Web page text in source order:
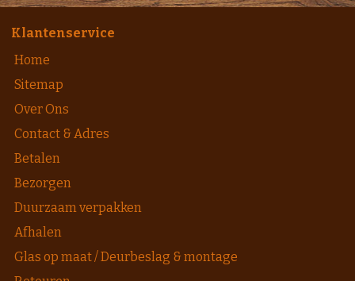
Klantenservice
Home
Sitemap
Over Ons
Contact & Adres
Betalen
Bezorgen
Duurzaam verpakken
Afhalen
Glas op maat / Deurbeslag & montage